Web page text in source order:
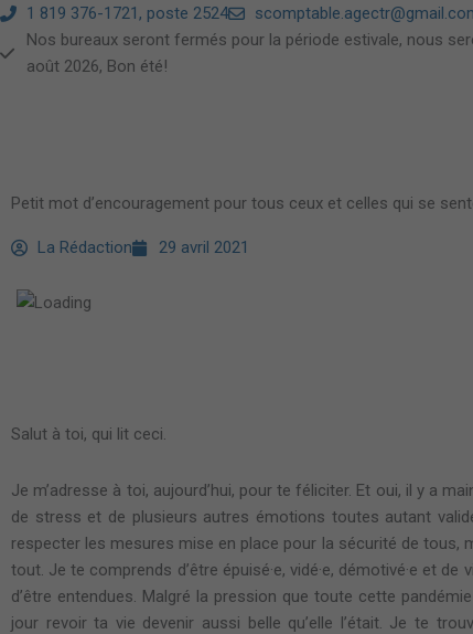
Aller
contenu
1 819 376-1721, poste 2524
Nos bureaux seront fermés pour la période estivale, nous
août 2026, Bon été!
Petit mot d’encouragement pour tous ceux et celles qui se
La Rédaction 29 avril 2021
Salut à toi, qui lit ceci.
Je m’adresse à toi, aujourd’hui, pour te féliciter. Et oui, il y a
de stress et de plusieurs autres émotions toutes autant
respecter les mesures mise en place pour la sécurité de tous,
tout. Je te comprends d’être épuisé·e, vidé·e, démotivé·e et
d’être entendues. Malgré la pression que toute cette
jour revoir ta vie devenir aussi belle qu’elle l’était. Je te